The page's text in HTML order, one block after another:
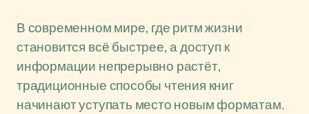
В современном мире, где ритм жизни
становится всё быстрее, а доступ к
информации непрерывно растёт,
традиционные способы чтения книг
начинают уступать место новым форматам.